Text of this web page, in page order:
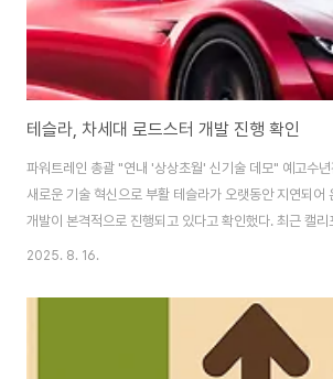
테슬라, 차세대 로드스터 개발 진행 확인
파워트레인 총괄 "연내 '상상초월' 신기술 데모" 예고수년
새로운 기술 혁신으로 부활 테슬라가 오랫동안 지연되어
개발이 본격적으로 진행되고 있다고 확인했다. 최근 캘
Takeover 이벤트에서 테슬라 파워트레인 총괄인 라스
상초월할" 신기술 데모를 선보일 예정이라고 발표했다.
2017년 처음 발표된 이후 여러 차례 지연을 겪어왔다.
정이었던 로드스터는 COVID-19 대유행과 전략적 우선
2025. 8. 16.